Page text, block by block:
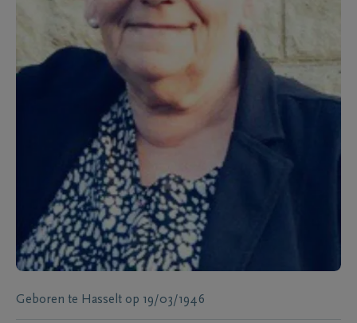
Geboren te Hasselt op 19/03/1946